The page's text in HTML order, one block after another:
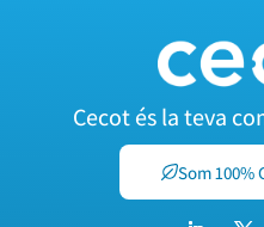
Cecot és la teva
Som 100%